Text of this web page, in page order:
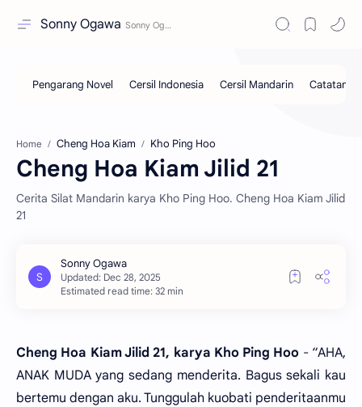
Sonny Ogawa
Home Cheng Hoa Kiam Kho Ping Hoo
Cheng Hoa Kiam Jilid 21
Cerita Silat Mandarin karya Kho Ping Hoo. Cheng Hoa Kiam Jilid
21
Estimated read time: 32 min
Cheng Hoa Kiam Jilid 21, karya Kho Ping Hoo - “AHA,
ANAK MUDA yang sedang menderita. Bagus sekali kau
bertemu dengan aku. Tunggulah kuobati penderitaanmu